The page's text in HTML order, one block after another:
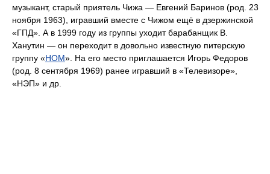
музыкант, старый приятель Чижа — Евгений Баринов (род. 23
ноября 1963), игравший вместе с Чижом ещё в дзержинской
«ГПД». А в 1999 году из группы уходит барабанщик В.
Ханутин — он переходит в довольно известную питерскую
группу «НОМ». На его место приглашается Игорь Федоров
(род. 8 сентября 1969) ранее игравший в «Телевизоре»,
«НЭП» и др.